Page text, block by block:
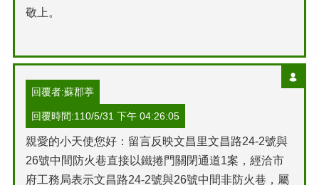
敬上。
回覆者:蘇郡葶
回覆時間:110/5/31 下午 04:26:05
親愛的小天使您好：留言反映文昌里文昌路24-2號與
26號中間防火巷直接以鐵捲門關閉通道1案，經洽市
府工務局表示文昌路24-2號與26號中間非防火巷，屬